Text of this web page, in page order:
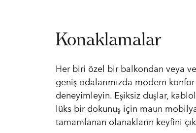
Konaklamalar
Her biri özel bir balkondan veya
geniş odalarımızda modern
deneyimleyin. Eşiksiz duşlar,
lüks bir dokunuş için maun
tamamlanan olanakların keyfini